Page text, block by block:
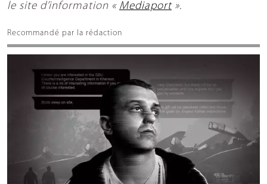
le site d’information « Mediaport».
Recommandé par la rédaction